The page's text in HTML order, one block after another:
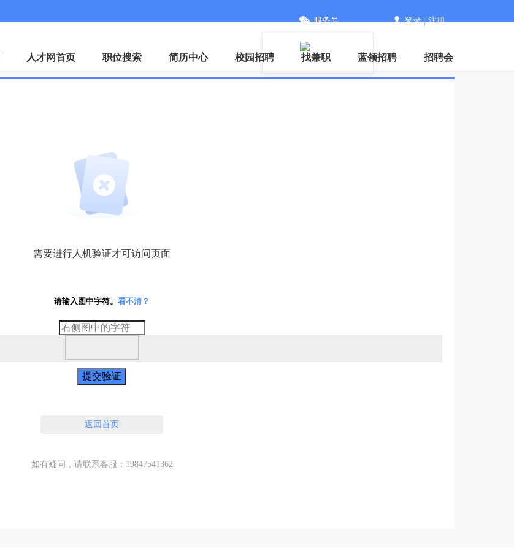
微信
服务号 登录|注册
人才网首页 职位搜索 简历中心 校园招聘 找兼职 蓝领招聘 招聘会
需要进行人机验证才可访问页面
请输入图中字符。 看不清？
提交验证
返回首页
如有疑问，请联系客服：19847541362